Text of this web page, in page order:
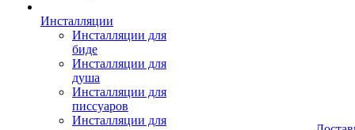
Инсталляции
Инсталляции для
биде
Инсталляции для
душа
Инсталляции для
писсуаров
Инсталляции для